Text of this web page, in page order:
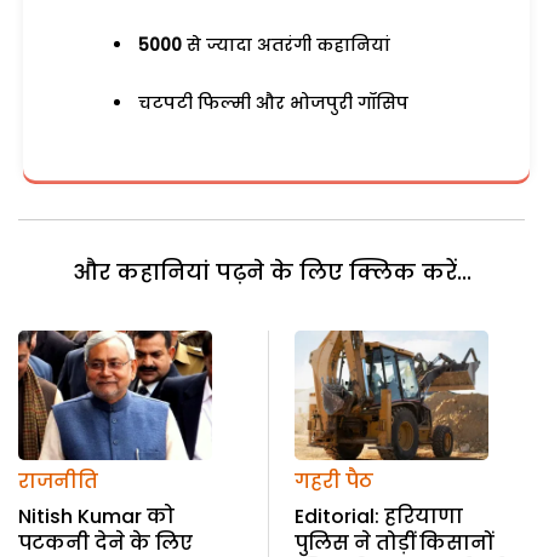
5000 से ज्यादा अतरंगी कहानियां
चटपटी फिल्मी और भोजपुरी गॉसिप
और कहानियां पढ़ने के लिए क्लिक करें...
राजनीति
Nitish Kumar को
पटकनी देने के लिए
गहरी पैठ
Editorial: हरियाणा
पुलिस ने तोड़ीं किसानों